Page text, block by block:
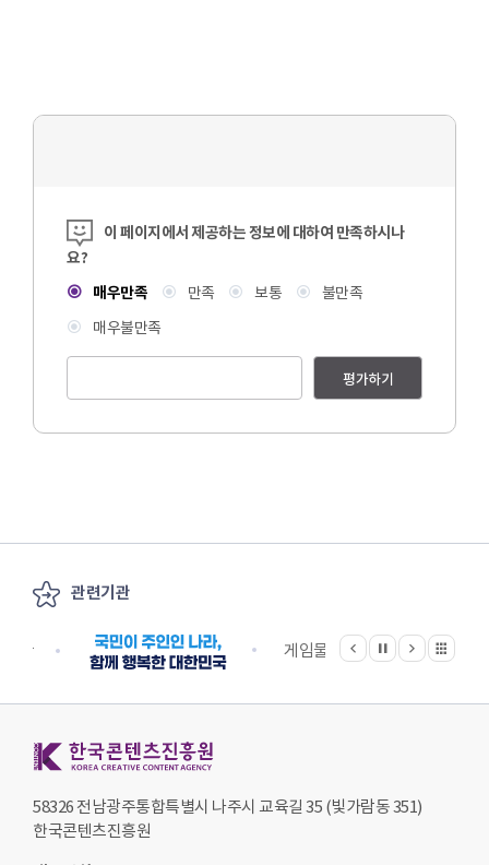
콘텐츠 만족도 조사
이 페이지에서 제공하는 정보에 대하여 만족하시나
요?
매우만족
만족 보통
불만족
매우불만족
평가하기
관련기관
게임물관리위원회
이전
정지
다음 관련기관 전체보기
58326 전남광주통합특별시 나주시 교육길 35 (빛가람동 351)
한국콘텐츠진흥원